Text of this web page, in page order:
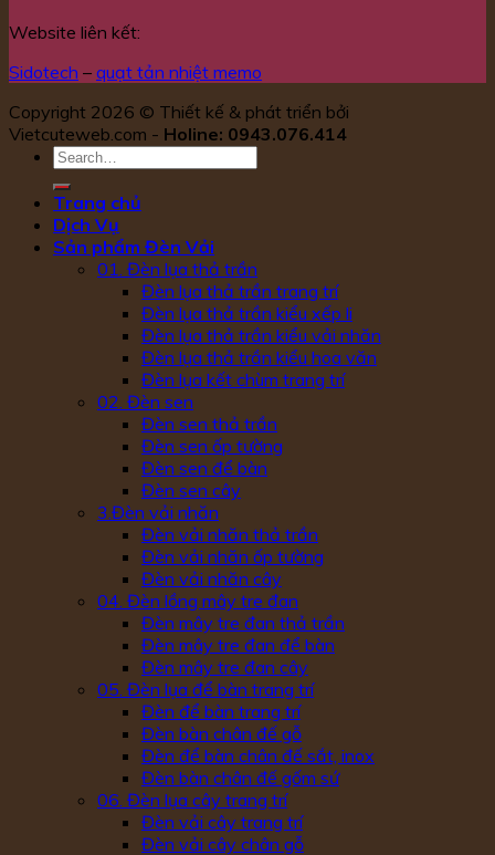
Website liên kết:
Sidotech – quạt tản nhiệt memo
Copyright 2026 © Thiết kế & phát triển bởi
Vietcuteweb.com - Holine: 0943.076.414
Trang chủ
Dịch Vụ
Sản phẩm Đèn Vải
01. Đèn lụa thả trần
Đèn lụa thả trần trang trí
Đèn lụa thả trần kiểu xếp li
Đèn lụa thả trần kiểu vải nhăn
Đèn lụa thả trần kiểu hoa văn
Đèn lụa kết chùm trang trí
02. Đèn sen
Đèn sen thả trần
Đèn sen ốp tường
Đèn sen để bàn
Đèn sen cây
3.Đèn vải nhăn
Đèn vải nhăn thả trần
Đèn vải nhăn ốp tường
Đèn vải nhăn cây
04. Đèn lồng mây tre đan
Đèn mây tre đan thả trần
Đèn mây tre đan để bàn
Đèn mây tre đan cây
05. Đèn lụa để bàn trang trí
Đèn để bàn trang trí
Đèn bàn chân đế gỗ
Đèn để bàn chân đế sắt, inox
Đèn bàn chân đế gốm sứ
06. Đèn lụa cây trang trí
Đèn vải cây trang trí
Đèn vải cây chân gỗ